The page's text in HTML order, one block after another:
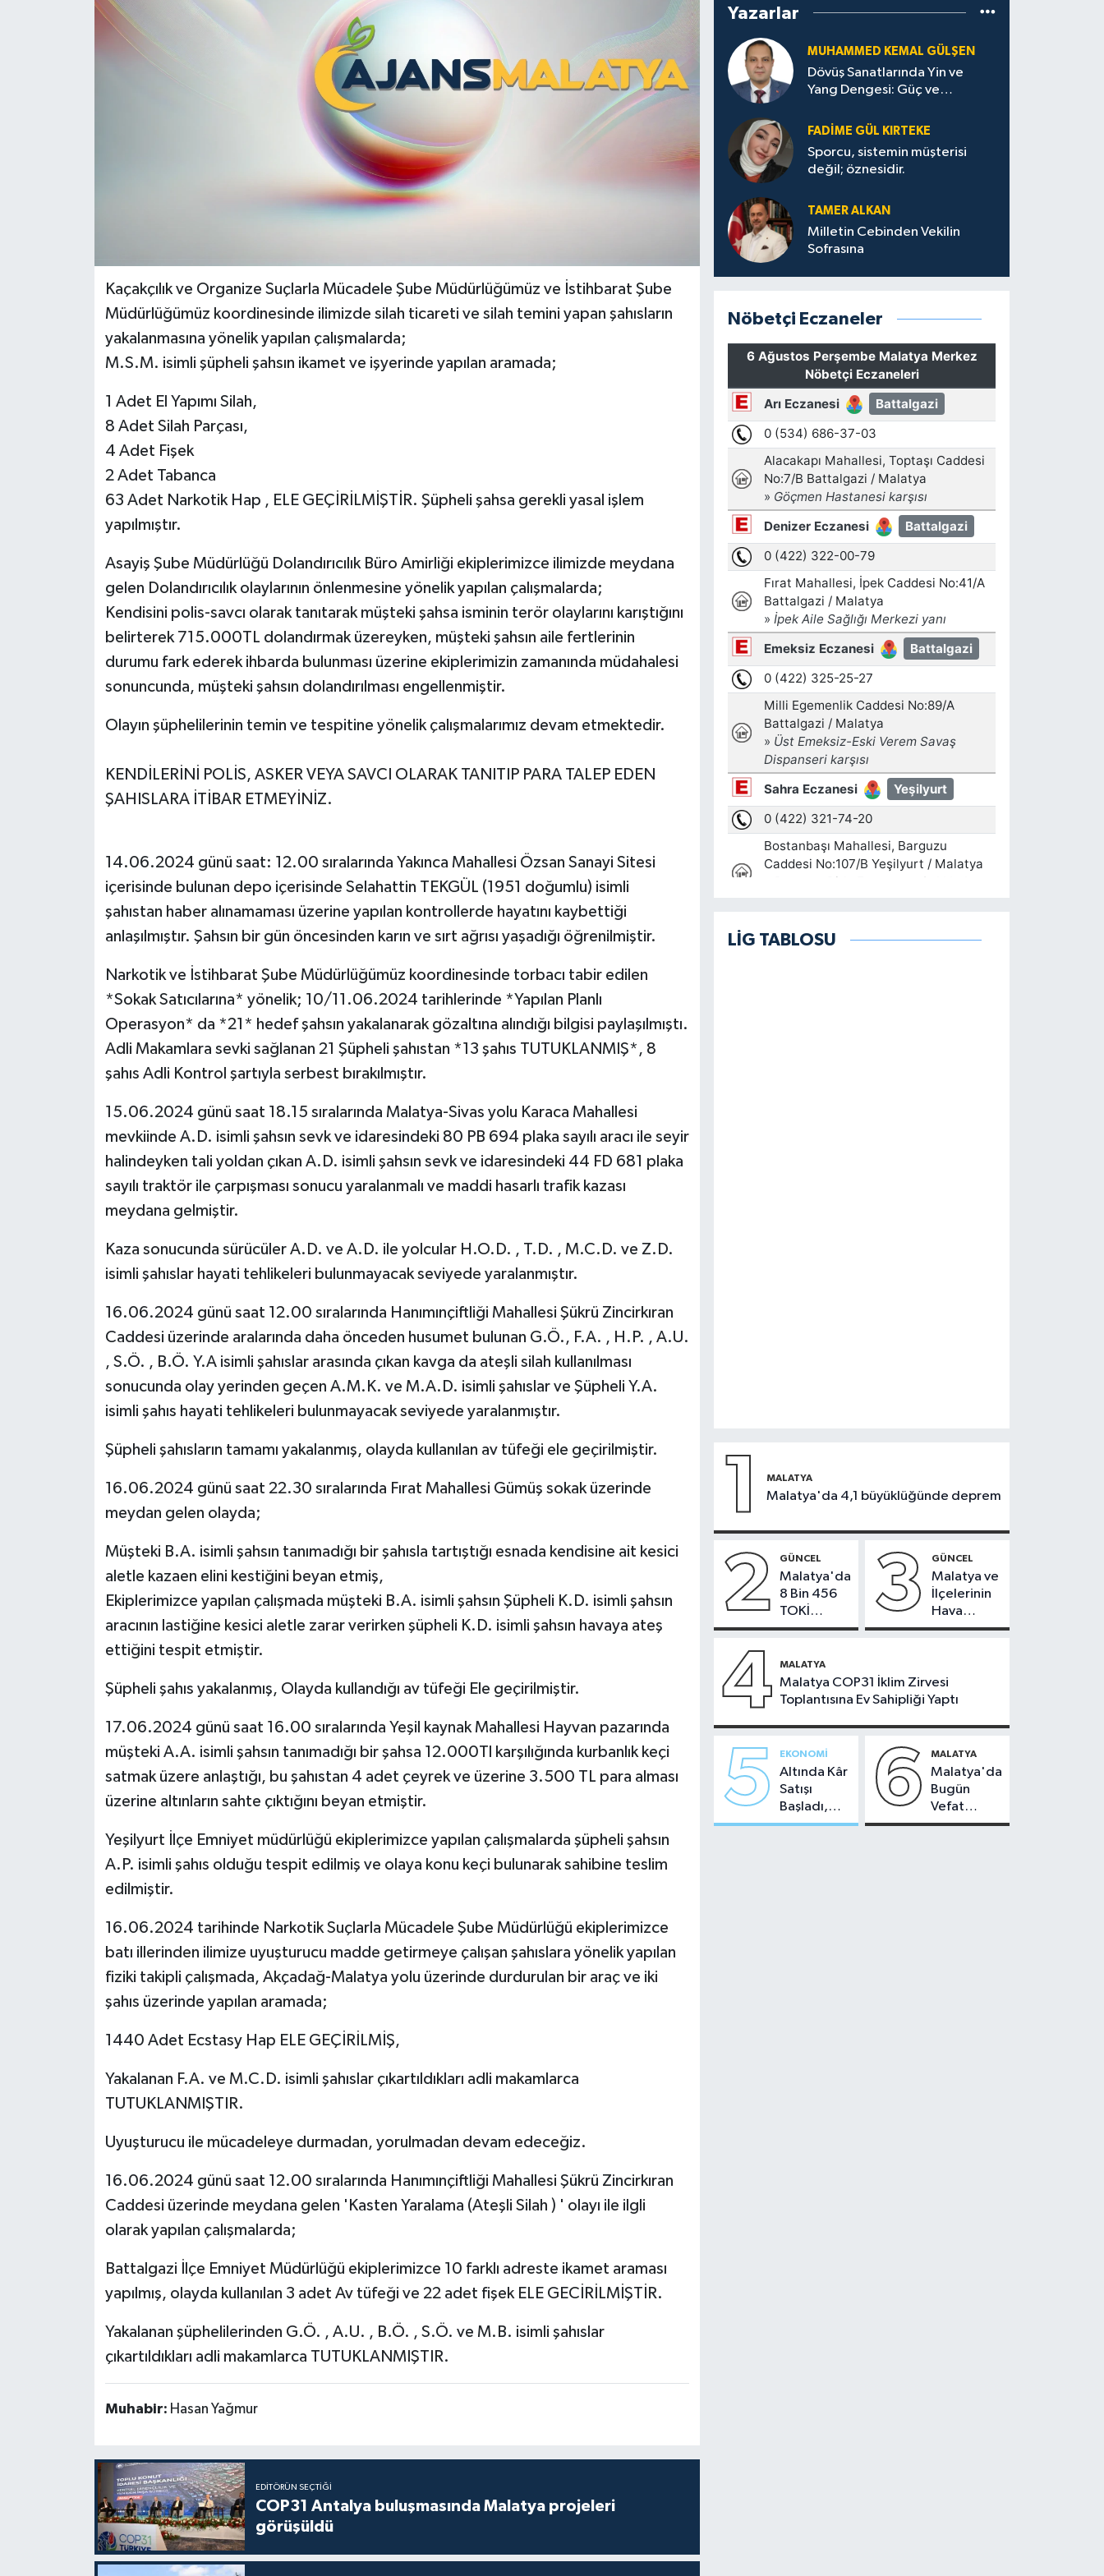
Kaçakçılık ve Organize Suçlarla Mücadele Şube Müdürlüğümüz ve İstihbarat Şube
Müdürlüğümüz koordinesinde ilimizde silah ticareti ve silah temini yapan şahısların
yakalanmasına yönelik yapılan çalışmalarda;
M.S.M. isimli şüpheli şahsın ikamet ve işyerinde yapılan aramada;
1 Adet El Yapımı Silah,
8 Adet Silah Parçası,
4 Adet Fişek
2 Adet Tabanca
63 Adet Narkotik Hap , ELE GEÇİRİLMİŞTİR. Şüpheli şahsa gerekli yasal işlem
yapılmıştır.
Asayiş Şube Müdürlüğü Dolandırıcılık Büro Amirliği ekiplerimizce ilimizde meydana
gelen Dolandırıcılık olaylarının önlenmesine yönelik yapılan çalışmalarda;
Kendisini polis-savcı olarak tanıtarak müşteki şahsa isminin terör olaylarını karıştığını
belirterek 715.000TL dolandırmak üzereyken, müşteki şahsın aile fertlerinin
durumu fark ederek ihbarda bulunması üzerine ekiplerimizin zamanında müdahalesi
sonuncunda, müşteki şahsın dolandırılması engellenmiştir.
Olayın şüphelilerinin temin ve tespitine yönelik çalışmalarımız devam etmektedir.
KENDİLERİNİ POLİS, ASKER VEYA SAVCI OLARAK TANITIP PARA TALEP EDEN
ŞAHISLARA İTİBAR ETMEYİNİZ.
14.06.2024 günü saat: 12.00 sıralarında Yakınca Mahallesi Özsan Sanayi Sitesi
içerisinde bulunan depo içerisinde Selahattin TEKGÜL (1951 doğumlu) isimli
şahıstan haber alınamaması üzerine yapılan kontrollerde hayatını kaybettiği
anlaşılmıştır. Şahsın bir gün öncesinden karın ve sırt ağrısı yaşadığı öğrenilmiştir.
Narkotik ve İstihbarat Şube Müdürlüğümüz koordinesinde torbacı tabir edilen
*Sokak Satıcılarına* yönelik; 10/11.06.2024 tarihlerinde *Yapılan Planlı
Operasyon* da *21* hedef şahsın yakalanarak gözaltına alındığı bilgisi paylaşılmıştı.
Adli Makamlara sevki sağlanan 21 Şüpheli şahıstan *13 şahıs TUTUKLANMIŞ*, 8
şahıs Adli Kontrol şartıyla serbest bırakılmıştır.
15.06.2024 günü saat 18.15 sıralarında Malatya-Sivas yolu Karaca Mahallesi
mevkiinde A.D. isimli şahsın sevk ve idaresindeki 80 PB 694 plaka sayılı aracı ile seyir
halindeyken tali yoldan çıkan A.D. isimli şahsın sevk ve idaresindeki 44 FD 681 plaka
sayılı traktör ile çarpışması sonucu yaralanmalı ve maddi hasarlı trafik kazası
meydana gelmiştir.
Kaza sonucunda sürücüler A.D. ve A.D. ile yolcular H.O.D. , T.D. , M.C.D. ve Z.D.
isimli şahıslar hayati tehlikeleri bulunmayacak seviyede yaralanmıştır.
16.06.2024 günü saat 12.00 sıralarında Hanımınçiftliği Mahallesi Şükrü Zincirkıran
Caddesi üzerinde aralarında daha önceden husumet bulunan G.Ö., F.A. , H.P. , A.U.
, S.Ö. , B.Ö. Y.A isimli şahıslar arasında çıkan kavga da ateşli silah kullanılması
sonucunda olay yerinden geçen A.M.K. ve M.A.D. isimli şahıslar ve Şüpheli Y.A.
isimli şahıs hayati tehlikeleri bulunmayacak seviyede yaralanmıştır.
Şüpheli şahısların tamamı yakalanmış, olayda kullanılan av tüfeği ele geçirilmiştir.
16.06.2024 günü saat 22.30 sıralarında Fırat Mahallesi Gümüş sokak üzerinde
meydan gelen olayda;
Müşteki B.A. isimli şahsın tanımadığı bir şahısla tartıştığı esnada kendisine ait kesici
aletle kazaen elini kestiğini beyan etmiş,
Ekiplerimizce yapılan çalışmada müşteki B.A. isimli şahsın Şüpheli K.D. isimli şahsın
aracının lastiğine kesici aletle zarar verirken şüpheli K.D. isimli şahsın havaya ateş
ettiğini tespit etmiştir.
Şüpheli şahıs yakalanmış, Olayda kullandığı av tüfeği Ele geçirilmiştir.
17.06.2024 günü saat 16.00 sıralarında Yeşil kaynak Mahallesi Hayvan pazarında
müşteki A.A. isimli şahsın tanımadığı bir şahsa 12.000Tl karşılığında kurbanlık keçi
satmak üzere anlaştığı, bu şahıstan 4 adet çeyrek ve üzerine 3.500 TL para alması
üzerine altınların sahte çıktığını beyan etmiştir.
Yeşilyurt İlçe Emniyet müdürlüğü ekiplerimizce yapılan çalışmalarda şüpheli şahsın
A.P. isimli şahıs olduğu tespit edilmiş ve olaya konu keçi bulunarak sahibine teslim
edilmiştir.
16.06.2024 tarihinde Narkotik Suçlarla Mücadele Şube Müdürlüğü ekiplerimizce
batı illerinden ilimize uyuşturucu madde getirmeye çalışan şahıslara yönelik yapılan
fiziki takipli çalışmada, Akçadağ-Malatya yolu üzerinde durdurulan bir araç ve iki
şahıs üzerinde yapılan aramada;
1440 Adet Ecstasy Hap ELE GEÇİRİLMİŞ,
Yakalanan F.A. ve M.C.D. isimli şahıslar çıkartıldıkları adli makamlarca
TUTUKLANMIŞTIR.
Uyuşturucu ile mücadeleye durmadan, yorulmadan devam edeceğiz.
16.06.2024 günü saat 12.00 sıralarında Hanımınçiftliği Mahallesi Şükrü Zincirkıran
Caddesi üzerinde meydana gelen 'Kasten Yaralama (Ateşli Silah ) ' olayı ile ilgli
olarak yapılan çalışmalarda;
Battalgazi İlçe Emniyet Müdürlüğü ekiplerimizce 10 farklı adreste ikamet araması
yapılmış, olayda kullanılan 3 adet Av tüfeği ve 22 adet fişek ELE GECİRİLMİŞTİR.
Yakalanan şüphelilerinden G.Ö. , A.U. , B.Ö. , S.Ö. ve M.B. isimli şahıslar
çıkartıldıkları adli makamlarca TUTUKLANMIŞTIR.
Muhabir: Hasan Yağmur
EDITÖRÜN SEÇTIĞI
COP31 Antalya buluşmasında Malatya projeleri
görüşüldü
Yazarlar
MUHAMMED KEMAL GÜLŞEN
Dövüş Sanatlarında Yin ve
Yang Dengesi: Güç ve
FADIME GÜL KIRTEKE
Sporcu, sistemin müşterisi
değil; öznesidir.
TAMER ALKAN
Milletin Cebinden Vekilin
Sofrasına
Nöbetçi Eczaneler
LİG TABLOSU
1 MALATYA
Malatya'da 4,1 büyüklüğünde deprem
2 GÜNCEL
Malatya'da
8 Bin 456
TOKİ
Konutunun
Bugün
Çekiliyor
3 GÜNCEL
Malatya ve
İlçelerinin
Hava
Durumu -
2026
4 MALATYA
Malatya COP31 İklim Zirvesi
Toplantısına Ev Sahipliği Yaptı
5 EKONOMI
Altında Kâr
Satışı
Başladı,
Malatya'da
6 MALATYA
Malatya'da
Bugün
Vefat
Edenler -